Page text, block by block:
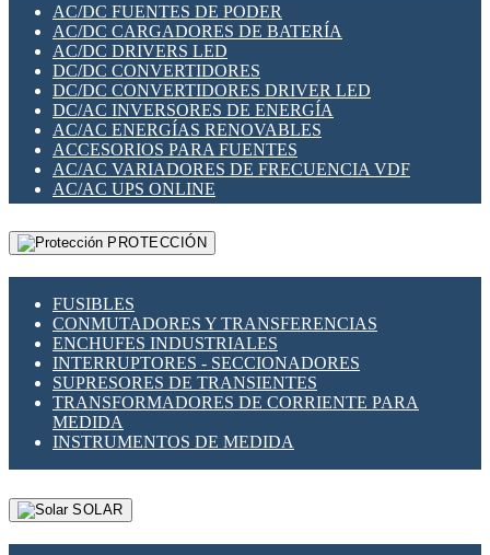
SWITCH Y MICROSWITCH
TARJETAS PI
UNIÓN Y DERIVACIÓN DE CABLE
PLACAS MODULARES IOT
SWITCHES Y REDES WIFI
SOLUCIONES IOT
SOLUCIONES LORAWAN
SOLUCIONES RED CELULAR
SEGURIDAD PARA REDES
SWITCHES LAN
TELEFONÍA IP (VOIP)
VIGILANCIA IP (CCTV)
MESHTASTIC
AC/DC FUENTES DE PODER
AC/DC CARGADORES DE BATERÍA
AC/DC DRIVERS LED
DC/DC CONVERTIDORES
DC/DC CONVERTIDORES DRIVER LED
DC/AC INVERSORES DE ENERGÍA
AC/AC ENERGÍAS RENOVABLES
ACCESORIOS PARA FUENTES
AC/AC VARIADORES DE FRECUENCIA VDF
AC/AC UPS ONLINE
PROTECCIÓN
FUSIBLES
CONMUTADORES Y TRANSFERENCIAS
ENCHUFES INDUSTRIALES
INTERRUPTORES - SECCIONADORES
SUPRESORES DE TRANSIENTES
TRANSFORMADORES DE CORRIENTE PARA
MEDIDA
INSTRUMENTOS DE MEDIDA
SOLAR